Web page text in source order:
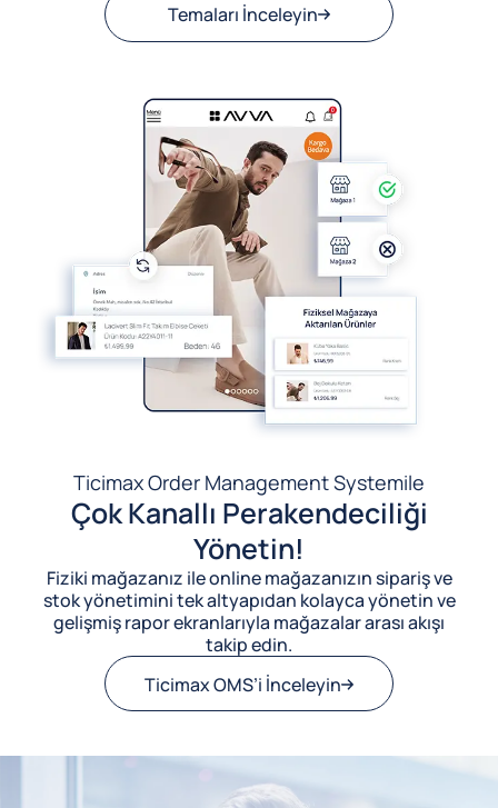
Temaları İnceleyin
Ticimax Order Management Systemile
Çok Kanallı Perakendeciliği
Yönetin!
Fiziki mağazanız ile online mağazanızın sipariş ve
stok yönetimini tek altyapıdan kolayca yönetin ve
gelişmiş rapor ekranlarıyla mağazalar arası akışı
takip edin.
Ticimax OMS’i İnceleyin